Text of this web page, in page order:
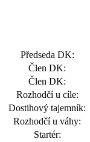
Předseda DK:
Člen DK:
Člen DK:
Rozhodčí u cíle:
Dostihový tajemník:
Rozhodčí u váhy:
Startér: